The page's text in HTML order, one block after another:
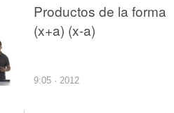
en la industria
informática?
Productos de la forma
(x+a) (x-a)
9:05 · 2012